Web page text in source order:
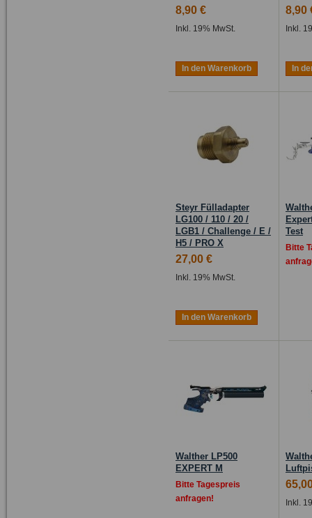
8,90 €
Inkl. 19% MwSt.
In den Warenkorb
8,90
Inkl.
In
Steyr Fülladapter
LG100 / 110 / 20 /
LGB1 / Challenge / E /
H5 / PRO X
27,00 €
Inkl. 19% MwSt.
In den Warenkorb
Test
Bitte
Walther LP500
EXPERT M
Bitte Tagespreis
anfragen!
Inkl.